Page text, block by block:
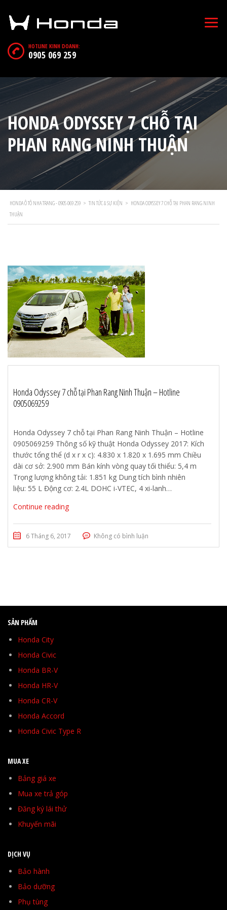
HOTLINE KINH DOANH:
0905 069 259
HONDA ODYSSEY 7 CHỖ TẠI
PHAN RANG NINH THUẬN
HONDA Ô TÔ NHA TRANG - 0905 069 259 > TIN TỨC & SỰ KIỆN > HONDA ODYSSEY 7 CHỖ TẠI PHAN RANG NINH
THUẬN
Honda Odyssey 7 chỗ tại Phan Rang Ninh Thuận – Hotline
0905069259
Honda Odyssey 7 chỗ tại Phan Rang Ninh Thuận – Hotline
0905069259 Thông số kỹ thuật Honda Odyssey 2017: Kích
thước tổng thể (d x r x c): 4.830 x 1.820 x 1.695 mm Chiều
dài cơ sở: 2.900 mm Bán kính vòng quay tối thiểu: 5,4 m
Trọng lượng không tải: 1.851 kg Dung tích bình nhiên
liệu: 55 L Động cơ: 2.4L DOHC i-VTEC, 4 xi-lanh…
Continue reading
6 Tháng 6, 2017 Không có bình luận
SẢN PHẨM
Honda City
Honda Civic
Honda BR-V
Honda HR-V
Honda CR-V
Honda Accord
Honda Civic Type R
MUA XE
Bảng giá xe
Mua xe trả góp
Đăng ký lái thử
Khuyến mãi
DỊCH VỤ
Bảo hành
Bảo dưỡng
Phụ tùng